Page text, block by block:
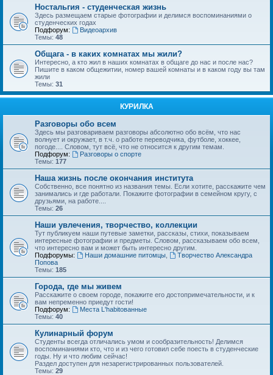
Ностальгия - студенческая жизнь
Здесь размещаем старые фотографии и делимся воспоминаниями о
студенческих годах
Подфорум:
Видеоархив
Темы: 48
Общага - в каких комнатах мы жили?
Интересно, а кто жил в наших комнатах в общаге до нас и после нас?
Пишите в каком общежитии, номер вашей комнаты и в каком году вы там
жили
Темы: 31
КУРИЛКА
Разговоры обо всем
Здесь мы разговариваем разговоры абсолютно обо всём, что нас
волнует и окружает, в т.ч. о работе переводчика, футболе, хоккее,
погоде.... Словом, тут всё, что не относится к другим темам.
Подфорум:
Разговоры о спорте
Темы: 177
Наша жизнь после окончания института
Собственно, все понятно из названия темы. Если хотите, расскажите чем
занимались и где работали. Покажите фотографии в семейном кругу, с
друзьями, на работе....
Темы: 26
Наши увлечения, творчество, коллекции
Тут публикуем наши путевые заметки, рассказы, стихи, показываем
интересные фотографии и предметы. Словом, рассказываем обо всем,
что интересно вам и может быть интересно другим.
Подфорумы:
Наши домашние питомцы,
Творчество Александра
Попова
Темы: 185
Города, где мы живем
Расскажите о своем городе, покажите его достопримечательности, и к
вам непременно приедут гости!
Подфорум:
Места L'habitованные
Темы: 40
Кулинарный форум
Студенты всегда отличались умом и сообразительность! Делимся
воспоминаниями кто, что и из чего готовил себе поесть в студенческие
годы. Ну и что любим сейчас!
Раздел доступен для незарегистрированных пользователей.
Темы: 29